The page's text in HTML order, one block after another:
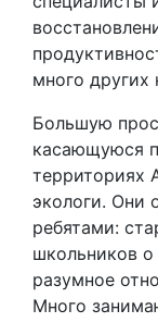
много других
Большую
касающуюся
территориях
экологи. Они
ребятами:
школьников
разумное
Много